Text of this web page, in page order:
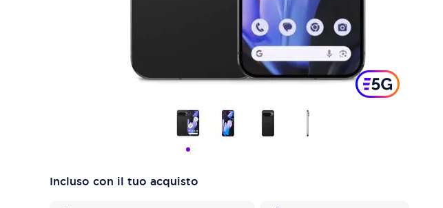
Incluso con il tuo acquisto